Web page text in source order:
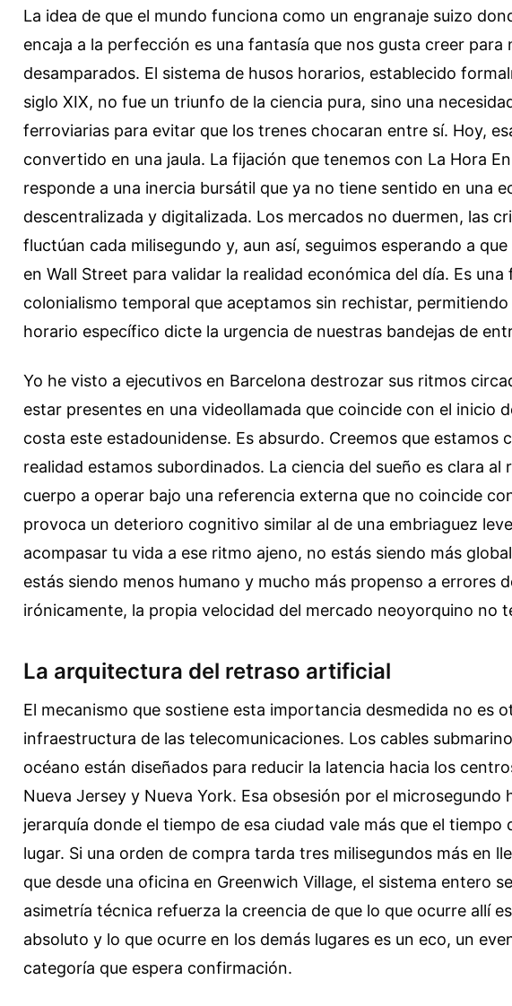
La idea de que el mundo funciona como un engranaje suizo
encaja a la perfección es una fantasía que nos gusta creer para
desamparados. El sistema de husos horarios, establecido
siglo XIX, no fue un triunfo de la ciencia pura, sino una
ferroviarias para evitar que los trenes chocaran entre sí. Hoy,
convertido en una jaula. La fijación que tenemos con La Hora
responde a una inercia bursátil que ya no tiene sentido en una
descentralizada y digitalizada. Los mercados no duermen, las
fluctúan cada milisegundo y, aun así, seguimos esperando a
en Wall Street para validar la realidad económica del día. Es una
colonialismo temporal que aceptamos sin rechistar, permitiendo
horario específico dicte la urgencia de nuestras bandejas de
Yo he visto a ejecutivos en Barcelona destrozar sus ritmos
estar presentes en una videollamada que coincide con el inicio
costa este estadounidense. Es absurdo. Creemos que estamos
realidad estamos subordinados. La ciencia del sueño es clara al
cuerpo a operar bajo una referencia externa que no coincide
provoca un deterioro cognitivo similar al de una embriaguez
acompasar tu vida a ese ritmo ajeno, no estás siendo más
estás siendo menos humano y mucho más propenso a errores
irónicamente, la propia velocidad del mercado neoyorquino no
La arquitectura del retraso artificial
El mecanismo que sostiene esta importancia desmedida no es
infraestructura de las telecomunicaciones. Los cables
océano están diseñados para reducir la latencia hacia los
Nueva Jersey y Nueva York. Esa obsesión por el microsegundo
jerarquía donde el tiempo de esa ciudad vale más que el tiempo
lugar. Si una orden de compra tarda tres milisegundos más en
que desde una oficina en Greenwich Village, el sistema entero
asimetría técnica refuerza la creencia de que lo que ocurre allí
absoluto y lo que ocurre en los demás lugares es un eco, un
categoría que espera confirmación.